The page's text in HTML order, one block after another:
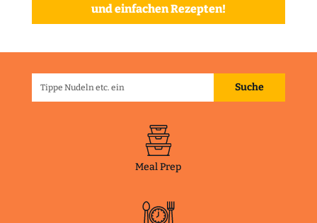
und einfachen Rezepten!
Meal Prep